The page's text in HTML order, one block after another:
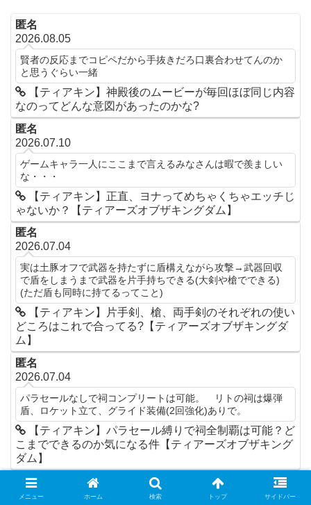
匿名
2026.08.05
賢者の反応までコピペだから手抜きだろ口裏合わせてんのか
と思うぐらい一緒
【ティアキン】神殿後のムービーが毎回ほぼ同じ内容
なのってどんな意図があったのかな?
匿名
2026.07.10
ゲームキャラ一人にここまで言えるみなさんは暇で羨ましい
な・・・
【ティアキン】正直、ヨナってめちゃくちゃエッチじ
ゃないか？【ティアーズオブザキングダム】
匿名
2026.07.04
実は土豚オフで武器を持たずに盾構えながら攻撃→武器回収
で盾をしまうまで武器を片手持ちできる(大剣や槍でできる)
(ただ盾も同時に持てるってこと)
【ティアキン】片手剣、槍、両手剣のそれぞれの使い
どころはこれで合ってる?【ティアーズオブザキングダ
ム】
匿名
2026.07.04
パラセールなしで祠コンプリートは可能。 リトの祠は爆弾
盾、ロケット立て、グライド装備(2回強化)ありで。
【ティアキン】パラセール縛りで祠全制覇は可能？ど
こまでできるのか気になる件【ティアーズオブザキング
ダム】
匿名
2026.06.30
メニュー ホーム 検索 トップ サイドバー